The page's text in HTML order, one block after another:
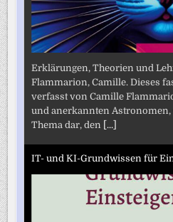
Erklärungen, Theorien und
Flammarion, Camille. Dieses
verfasst von Camille
und anerkannten
Thema dar, den [...]
IT- und KI-Grundwissen für